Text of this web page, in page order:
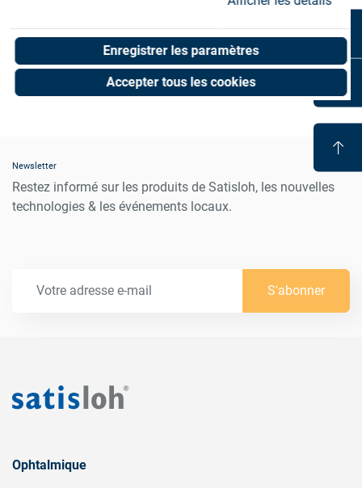
Enregistrer les paramètres
Accepter tous les cookies
Newsletter
Restez informé sur les produits de Satisloh, les nouvelles
technologies & les événements locaux.
S'abonner
Ophtalmique